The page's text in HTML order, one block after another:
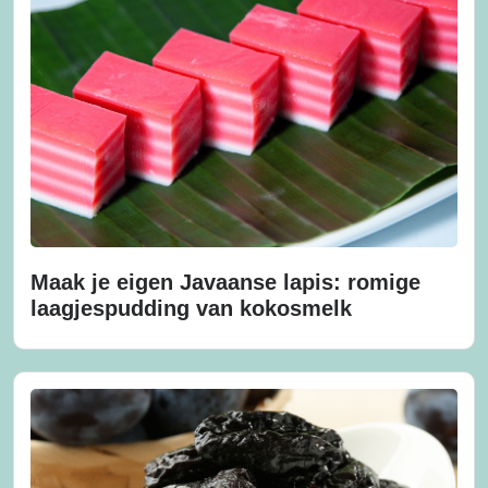
Maak je eigen Javaanse lapis: romige
laagjespudding van kokosmelk